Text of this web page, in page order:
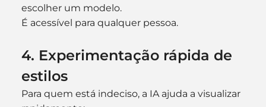
escolher um modelo.
É acessível para qualquer pessoa.
4. Experimentação rápida de
estilos
Para quem está indeciso, a IA ajuda a visualizar